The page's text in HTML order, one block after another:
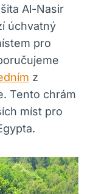
Al-Nasir
úchvatný
pro
z
Tento chrám
míst pro